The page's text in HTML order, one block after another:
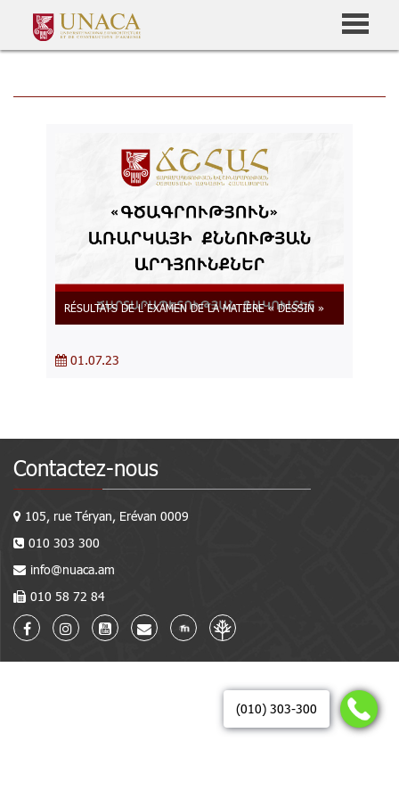
(010) 303-300
RÉSULTATS DE L’EXAMEN DE LA MATIÈRE « DESSIN »
01.07.23
Contactez-nous
105, rue Téryan, Erévan 0009
010 303 300
info@nuaca.am
010 58 72 84